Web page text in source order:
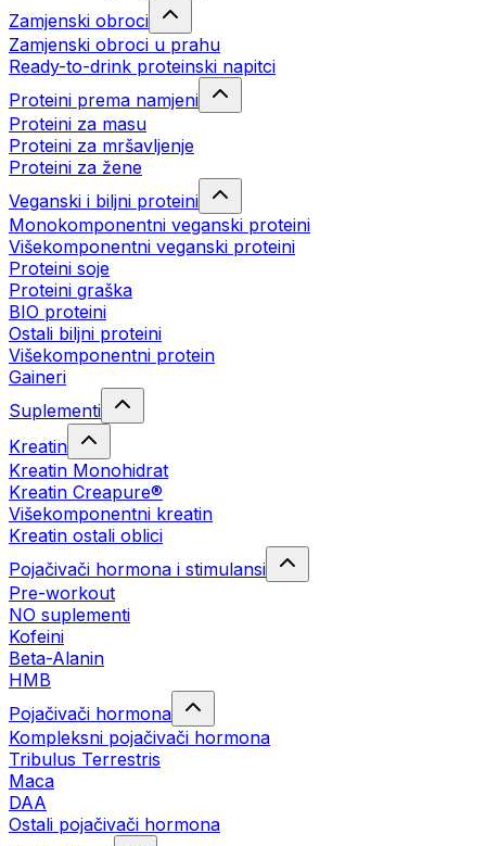
Zamjenski obroci
Zamjenski obroci u prahu
Ready-to-drink proteinski napitci
Proteini prema namjeni
Proteini za masu
Proteini za mršavljenje
Proteini za žene
Veganski i biljni proteini
Monokomponentni veganski proteini
Višekomponentni veganski proteini
Proteini soje
Proteini graška
BIO proteini
Ostali biljni proteini
Višekomponentni protein
Gaineri
Suplementi
Kreatin
Kreatin Monohidrat
Kreatin Creapure®
Višekomponentni kreatin
Kreatin ostali oblici
Pojačivači hormona i stimulansi
Pre-workout
NO suplementi
Kofeini
Beta-Alanin
HMB
Pojačivači hormona
Kompleksni pojačivači hormona
Tribulus Terrestris
Maca
DAA
Ostali pojačivači hormona